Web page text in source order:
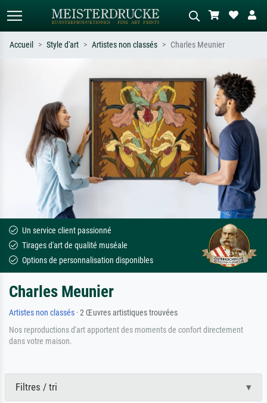
Recherchez par artiste, titre ou style –
ex. Monet, Nuit étoilée,
impressionnisme, vague de Hokusai,
nu.
Décrivez la scène – ex. prairie verte,
abstrait avec beaucoup de rouge,
tableau sombre, nu debout près d'un
arbre.
Accueil Style d'art Artistes non classés Charles Meunier
Un service client passionné
Tirages d'art de qualité muséale
Options de personnalisation disponibles
Charles Meunier
Artistes non classés · 2 Œuvres artistiques trouvées
Nos reproductions d'art apportent des moments de confort directement
dans votre maison.
Filtres / tri